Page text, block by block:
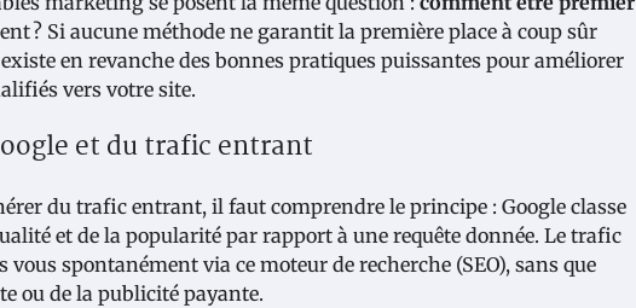
? Si aucune méthode ne garantit la première place à coup sûr
en revanche des bonnes pratiques puissantes pour améliorer
vers votre site.
et du trafic entrant
du trafic entrant, il faut comprendre le principe : Google classe
et de la popularité par rapport à une requête donnée. Le trafic
spontanément via ce moteur de recherche (SEO), sans que
ou de la publicité payante.